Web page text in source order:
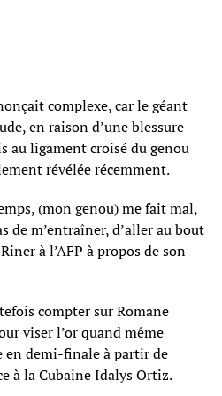
complexe, car le géant
en raison d’une blessure
au ligament croisé du genou
révélée récemment.
(mon genou) me fait mal,
de m’entraîner, d’aller au bout
à l’AFP à propos de son
compter sur Romane
viser l’or quand même
en demi-finale à partir de
à la Cubaine Idalys Ortiz.